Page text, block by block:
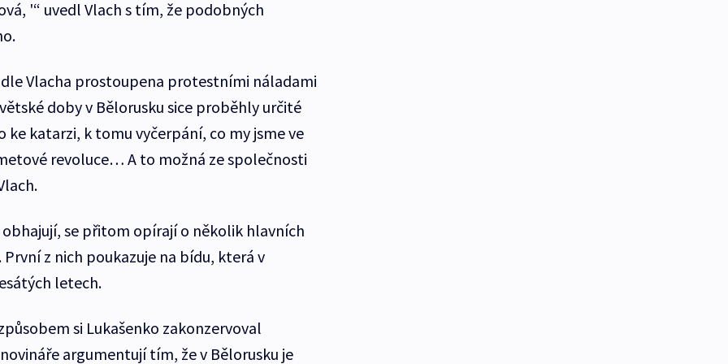
'“ uvedl Vlach s tím, že podobných
Vlacha prostoupena protestními náladami
doby v Bělorusku sice proběhly určité
ke katarzi, k tomu vyčerpání, co my jsme ve
revoluce… A to možná ze společnosti
se přitom opírají o několik hlavních
z nich poukazuje na bídu, která v
letech.
si Lukašenko zakonzervoval
argumentují tím, že v Bělorusku je